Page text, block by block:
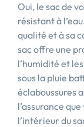
Oui, le sac de
résistant à
qualité et à sa
sac offre une
l’humidité et
sous la pluie
éclaboussures
l’assurance
l’intérieur du